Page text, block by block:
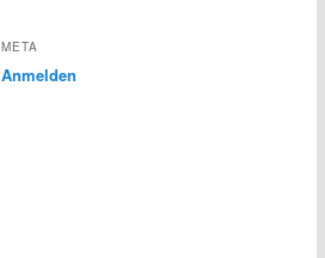
META
Anmelden